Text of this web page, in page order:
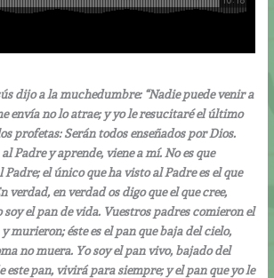
dijo a la muchedumbre: “Nadie puede venir a
envía no lo atrae; y yo le resucitaré el último
profetas: Serán todos enseñados por Dios.
Padre y aprende, viene a mí. No es que
el único que ha visto al Padre es el que
verdad, en verdad os digo que el que cree,
soy el pan de vida. Vuestros padres comieron el
murieron; éste es el pan que baja del cielo,
no muera. Yo soy el pan vivo, bajado del
este pan, vivirá para siempre; y el pan que yo le